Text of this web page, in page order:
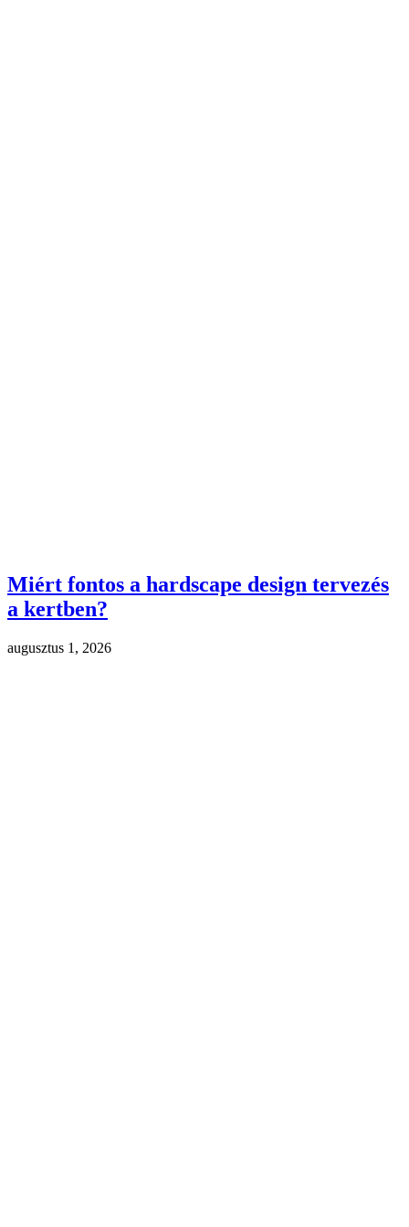
Miért fontos a hardscape design tervezés
a kertben?
augusztus 1, 2026